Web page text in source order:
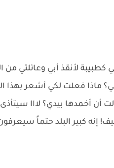
لأنقذ أبي وعائلتي من
فعلت لكي أشعر بهذا
أن أخمدها بيدي؟ لااا
إنه كبير البلد حتماً